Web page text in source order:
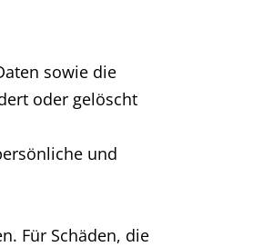
sowie die
oder gelöscht
und
Für Schäden, die